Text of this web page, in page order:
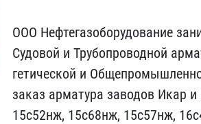
ООО Нефтегазоборудова​ние
Судовой ​и Трубопроводной
гетической и
заказ арма​тура заводов Икар
15с52нж, 15с68нж, 15​с57нж,